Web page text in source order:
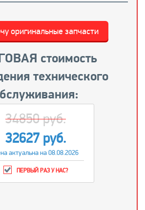
стоимость
технического
Хочу оригинальные запчасти
34850 руб.
32627 руб.
актуальна на 08.08.2026
ПЕРВЫЙ РАЗ У НАС?